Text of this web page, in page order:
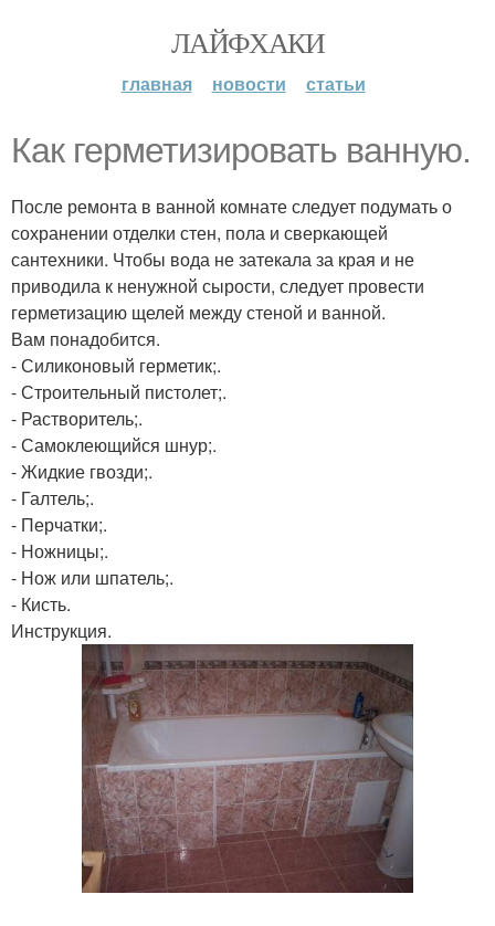
ЛАЙФХАКИ
главная новости статьи
Как герметизировать ванную.
После ремонта в ванной комнате следует подумать о
сохранении отделки стен, пола и сверкающей
сантехники. Чтобы вода не затекала за края и не
приводила к ненужной сырости, следует провести
герметизацию щелей между стеной и ванной.
Вам понадобится.
- Силиконовый герметик;.
- Строительный пистолет;.
- Растворитель;.
- Самоклеющийся шнур;.
- Жидкие гвозди;.
- Галтель;.
- Перчатки;.
- Ножницы;.
- Нож или шпатель;.
- Кисть.
Инструкция.